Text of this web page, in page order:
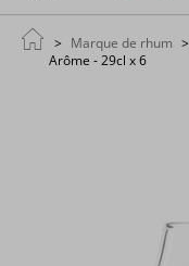
Marque de rhum
Arôme - 29cl x 6